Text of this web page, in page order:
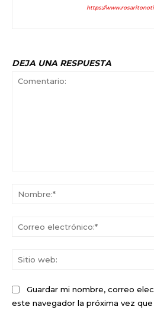
https://
DEJA UNA RESPUESTA
Guardar mi nombre, correo
este navegador la próxima vez